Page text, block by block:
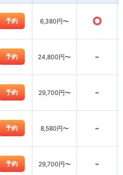
予約 6,380円〜 ○
予約 24,800円〜 -
予約 29,700円〜 -
予約 8,580円〜 -
予約 29,700円〜 -